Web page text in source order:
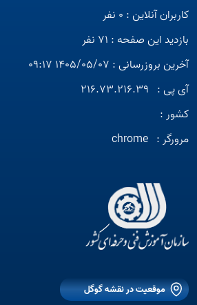
کاربران آنلاین : 0 نفر
بازدید این صفحه : 71 نفر
آخرین بروزرسانی : 1405/05/07 09:17
آی پی : 216.73.216.39
کشور :
مرورگر : chrome
موقعیت در نقشه گوگل